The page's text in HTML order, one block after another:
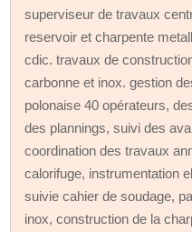
superviseur de travaux
reservoir et charpente
cdic. travaux de
carbonne et inox. gestion
polonaise 40 opérateurs,
des plannings, suivi des
coordination des travaux
calorifuge, instrumentation
suivie cahier de soudage,
inox, construction de la